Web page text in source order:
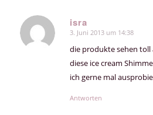
isra
sagte:
3. Juni 2013 um 14:38
die produkte sehen toll
diese ice cream
ich gerne mal
Antworten